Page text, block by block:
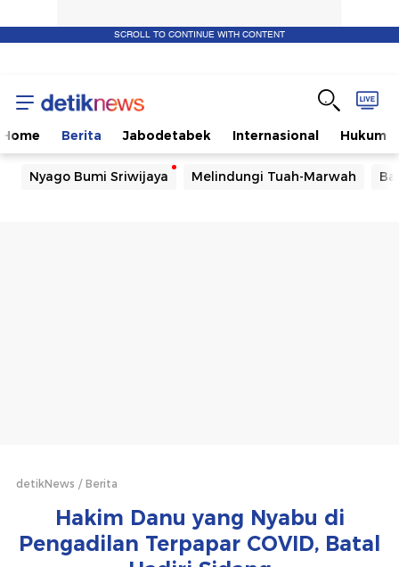
SCROLL TO CONTINUE WITH CONTENT
Home Berita Jabodetabek Internasional Hukum
Nyago Bumi Sriwijaya Melindungi Tuah-Marwah
detikNews Berita
Hakim Danu yang Nyabu di
Pengadilan Terpapar COVID, Batal